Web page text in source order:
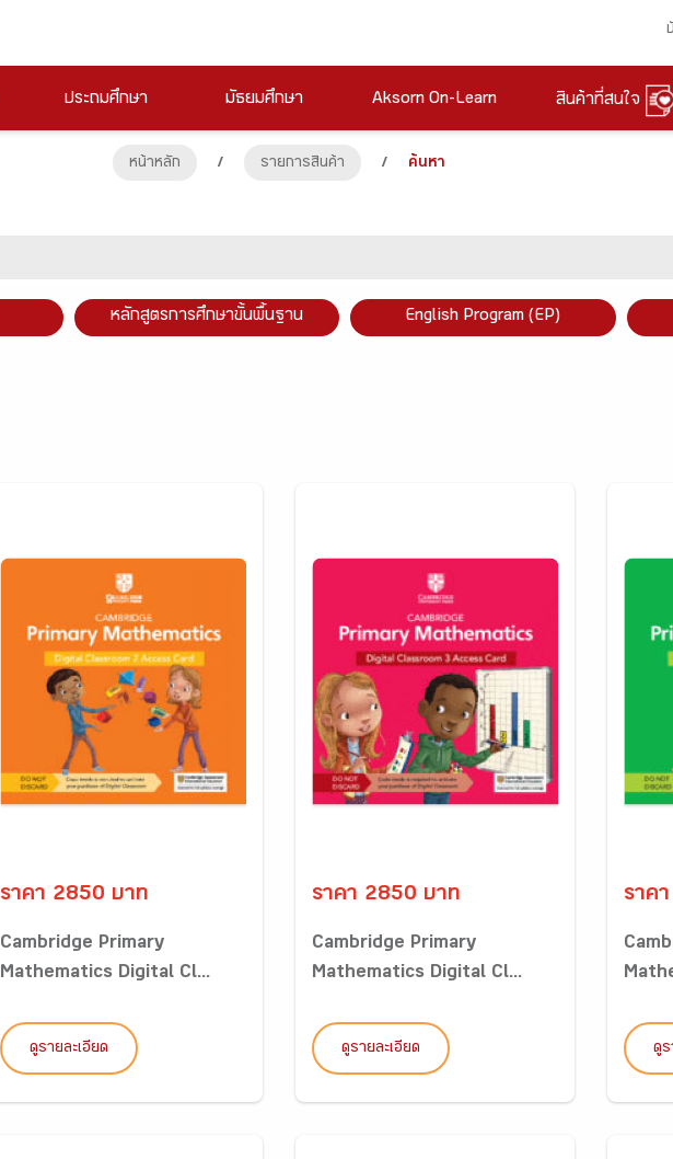
ประถมศึกษา มัธยมศึกษา Aksorn On-Learn สินค้าที่สนใจ
หน้าหลัก / รายการสินค้า / ค้นหา
หลักสูตรการศึกษาขั้นพื้นฐาน English Program (EP)
ราคา 2850 บาท
Cambridge Primary
Mathematics Digital Cl...
ดูรายละเอียด
ราคา 2850 บาท
Cambridge Primary
Mathematics Digital Cl...
ดูรายละเอียด
ราค
ดูร